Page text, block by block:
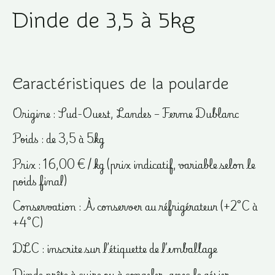
Dinde de 3,5 à 5kg
Caractéristiques de la poularde
Origine : Sud-Ouest, Landes – Ferme Dublanc
Poids : de 3,5 à 5kg
Prix : 16,00 € / kg (prix indicatif, variable selon le
poids final)
Conservation : À conserver au réfrigérateur (+2°C à
+4°C)
DLC : inscrite sur l’étiquette de l’emballage